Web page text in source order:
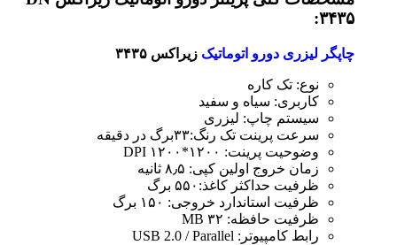
۳۴۳۵:
چاپگر لیزری دورو اتوماتیک زیراکس ۳۴۳۵
نوع: تک کاره
کاربری: سیاه و سفید
سیستم چاپ: لیزری
سرعت پرینت تک رنگ:۳۳برگ در دقیقه
وضوحیت پرینت: ۱۲۰۰*۱۲۰۰ DPI
زمان خروج اولین کپی: ۸٫۵ ثانیه
ظرفیت حداکثر کاغذ:۵۵۰ برگ
ظرفیت استاندارد خروجی: ۱۵۰ برگ
ظرفیت حافظه: ۳۲ MB
رابط کامپیوتر: USB 2.0 / Parallel